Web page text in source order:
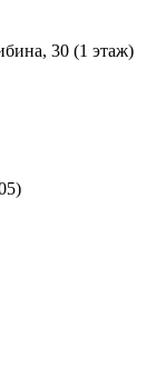
30 (1 этаж)